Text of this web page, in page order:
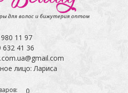
11 97
632 41 36
лицо: Лариса
0